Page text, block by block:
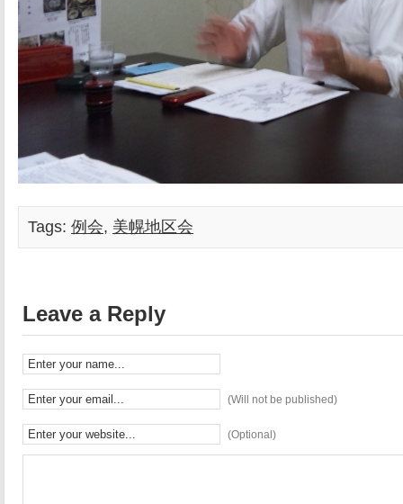
Tags: 例会, 美幌地区会
Leave a Reply
(Will not be published)
(Optional)